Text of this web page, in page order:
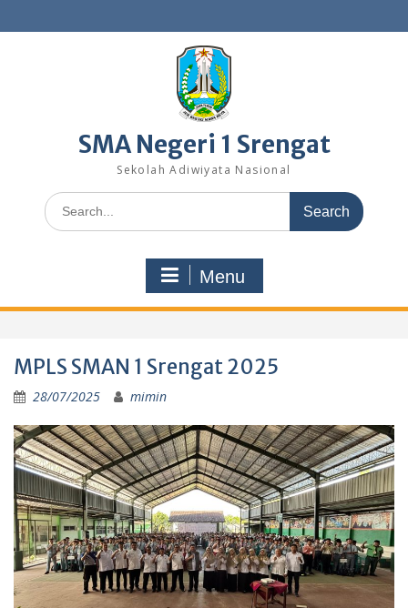
to
SMA Negeri 1 Srengat
Sekolah Adiwiyata Nasional
Search
for:
Menu
MPLS SMAN 1 Srengat 2025
28/07/2025 mimin